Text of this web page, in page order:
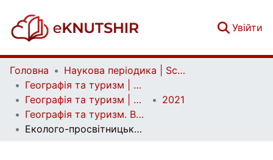
Увійти
Головна
Наукова періодика | Scientific periodicals
Географія та туризм | Geography and tourism
Географія та туризм | Geography and tourism
2021
Географія та туризм. Вип. 64
Еколого-просвітницький маршрут «Священні джерела Словечансько-Овруцького кряжу»